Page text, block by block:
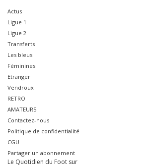
Actus
Ligue 1
Ligue 2
Transferts
Les bleus
Féminines
Etranger
Vendroux
RETRO
AMATEURS
Contactez-nous
Politique de confidentialité
CGU
Partager un abonnement
Le Quotidien du Foot sur